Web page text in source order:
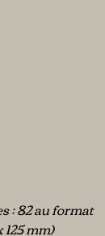
: 82 au format
mm)